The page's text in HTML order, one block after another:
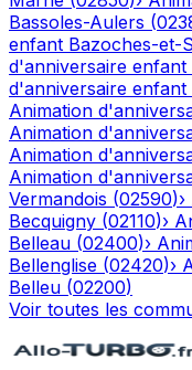
Bassoles-Aulers (
enfant Bazoches-et-
d'anniversaire enfant
d'anniversaire enfant
Animation
Animation
Animation
Animation
Vermandois (02590)›
Becquigny (02110)›
Belleau (02400)›
Bellenglise (02420)›
Belleu (02200)
Voir toutes les